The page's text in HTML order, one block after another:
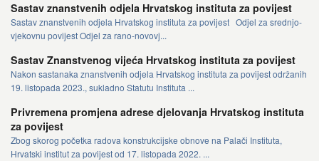
Sastav znanstvenih odjela Hrvatskog instituta za povijest
Sastav znanstvenih odjela Hrvatskog instituta za povijest Odjel za srednjo-
vjekovnu povijest Odjel za rano-novovj...
Sastav Znanstvenog vijeća Hrvatskog instituta za povijest
Nakon sastanaka znanstvenih odjela Hrvatskog instituta za povijest održanih
19. listopada 2023., sukladno Statutu Instituta ...
Privremena promjena adrese djelovanja Hrvatskog instituta
za povijest
Zbog skorog početka radova konstrukcijske obnove na Palači Instituta,
Hrvatski institut za povijest od 17. listopada 2022. ...